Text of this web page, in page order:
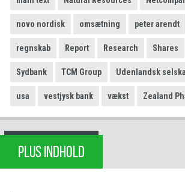
novo nordisk omsætning peter arendt
regnskab Report Research Shares
Sydbank TCM Group Udenlandsk
usa vestjysk bank vækst Zealand
PLUS INDHOLD